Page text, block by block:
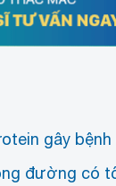
gây bệnh
đường có